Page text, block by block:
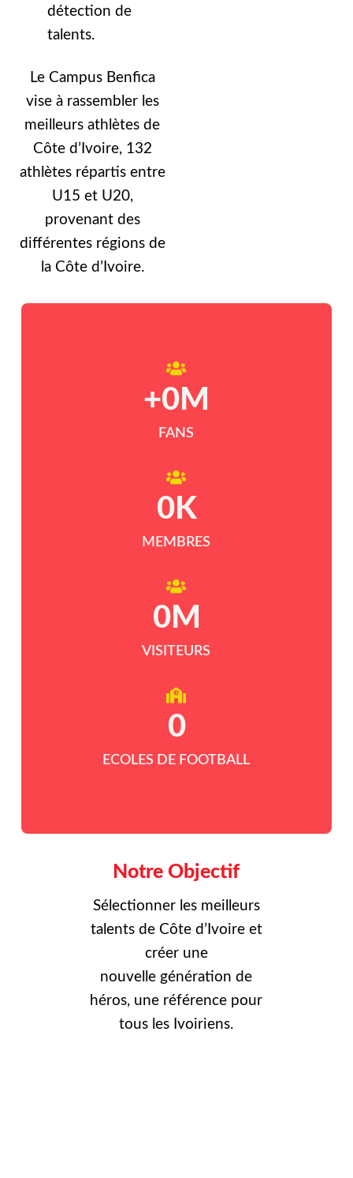
détection de
talents.
Le Campus Benfica
vise à rassembler les
meilleurs athlètes de
Côte d’Ivoire, 132
athlètes répartis entre
U15 et U20,
provenant des
différentes régions de
la Côte d’Ivoire.
FANS
+0 M
MEMBRES
0K
VISITEURS
0M
ECOLES DE FOOTBALL
0
Notre Objectif
Sélectionner les meilleurs
talents de Côte d’Ivoire et
créer une
nouvelle génération de
héros, une référence pour
tous les Ivoiriens.